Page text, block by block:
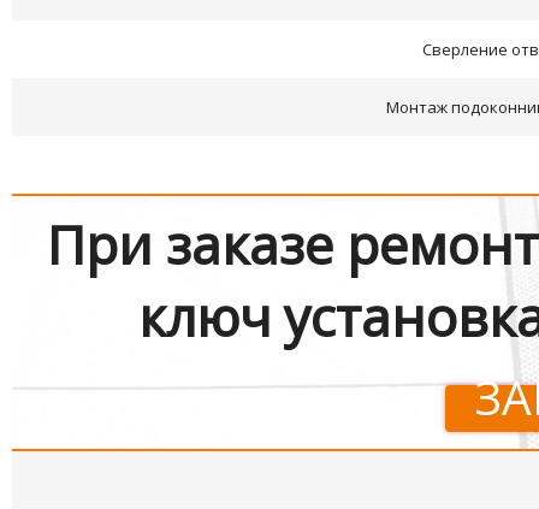
Сверление
Монтаж
При заказе
ключ